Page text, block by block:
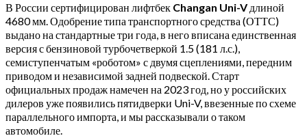
В России сертифицирован лифтбек Changan Uni-Vдлиной
4680 мм. Одобрение типа транспортного средства (ОТТС)
выдано на стандартные три года, в него вписана единственная
версия с бензиновой турбочетверкой 1.5 (181 л.с.),
семиступенчатым «роботом» с двумя сцеплениями, передним
приводом и независимой задней подвеской. Старт
официальных продаж намечен на 2023 год, но у российских
дилеров уже появились пятидверки Uni-V, ввезенные по схеме
параллельного импорта, и мы рассказывали о таком
автомобиле.